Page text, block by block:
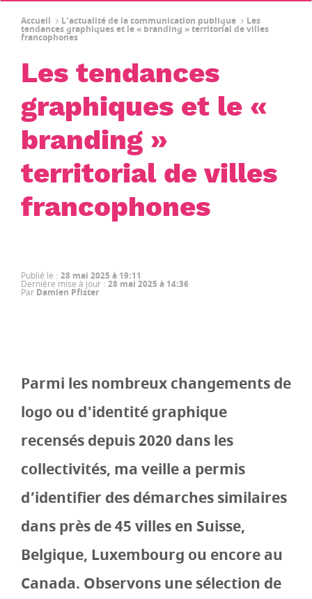
Accueil L'actualité de la communication publique Les
tendances graphiques et le « branding » territorial de villes
francophones
Les tendances
graphiques et le «
branding »
territorial de villes
francophones
Publié le : 28 mai 2025 à 19:11
Dernière mise à jour : 28 mai 2025 à 14:36
Par Damien Pfister
Parmi les nombreux changements de
logo ou d'identité graphique
recensés depuis 2020 dans les
collectivités, ma veille a permis
d’identifier des démarches similaires
dans près de 45 villes en Suisse,
Belgique, Luxembourg ou encore au
Canada. Observons une sélection de